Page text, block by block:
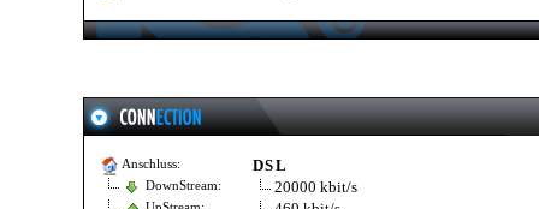
Anschluss: DSL
DownStream: 20000 kbit/s